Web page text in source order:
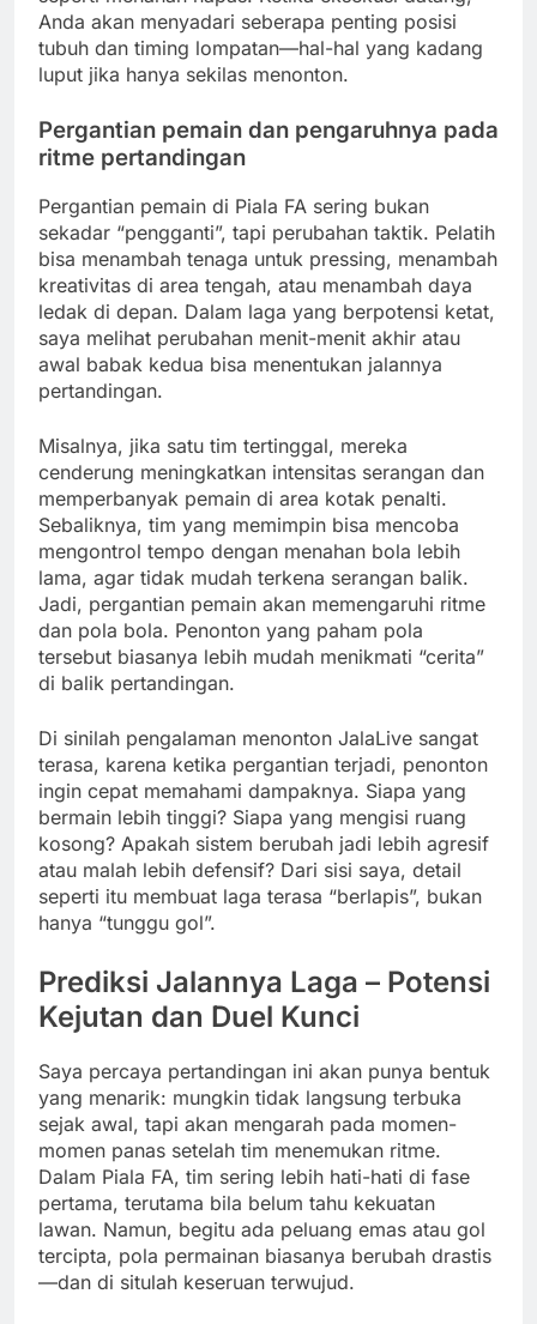
Anda akan menyadari seberapa penting posisi
tubuh dan timing lompatan—hal-hal yang kadang
luput jika hanya sekilas menonton.
Pergantian pemain dan pengaruhnya pada
ritme pertandingan
Pergantian pemain di Piala FA sering bukan
sekadar “pengganti”, tapi perubahan taktik. Pelatih
bisa menambah tenaga untuk pressing, menambah
kreativitas di area tengah, atau menambah daya
ledak di depan. Dalam laga yang berpotensi ketat,
saya melihat perubahan menit-menit akhir atau
awal babak kedua bisa menentukan jalannya
pertandingan.
Misalnya, jika satu tim tertinggal, mereka
cenderung meningkatkan intensitas serangan dan
memperbanyak pemain di area kotak penalti.
Sebaliknya, tim yang memimpin bisa mencoba
mengontrol tempo dengan menahan bola lebih
lama, agar tidak mudah terkena serangan balik.
Jadi, pergantian pemain akan memengaruhi ritme
dan pola bola. Penonton yang paham pola
tersebut biasanya lebih mudah menikmati “cerita”
di balik pertandingan.
Di sinilah pengalaman menonton JalaLive sangat
terasa, karena ketika pergantian terjadi, penonton
ingin cepat memahami dampaknya. Siapa yang
bermain lebih tinggi? Siapa yang mengisi ruang
kosong? Apakah sistem berubah jadi lebih agresif
atau malah lebih defensif? Dari sisi saya, detail
seperti itu membuat laga terasa “berlapis”, bukan
hanya “tunggu gol”.
Prediksi Jalannya Laga – Potensi
Kejutan dan Duel Kunci
Saya percaya pertandingan ini akan punya bentuk
yang menarik: mungkin tidak langsung terbuka
sejak awal, tapi akan mengarah pada momen-
momen panas setelah tim menemukan ritme.
Dalam Piala FA, tim sering lebih hati-hati di fase
pertama, terutama bila belum tahu kekuatan
lawan. Namun, begitu ada peluang emas atau gol
tercipta, pola permainan biasanya berubah drastis
—dan di situlah keseruan terwujud.